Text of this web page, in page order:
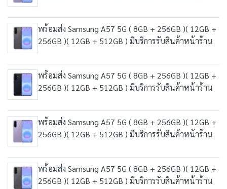
พร้อมส่ง Samsung A57 5G ( 8GB + 256GB )( 12GB +
256GB )( 12GB + 512GB ) มีบริการรับสินค้าหน้าร้าน
พร้อมส่ง Samsung A57 5G ( 8GB + 256GB )( 12GB +
256GB )( 12GB + 512GB ) มีบริการรับสินค้าหน้าร้าน
พร้อมส่ง Samsung A57 5G ( 8GB + 256GB )( 12GB +
256GB )( 12GB + 512GB ) มีบริการรับสินค้าหน้าร้าน
พร้อมส่ง Samsung A57 5G ( 8GB + 256GB )( 12GB +
256GB )( 12GB + 512GB ) มีบริการรับสินค้าหน้าร้าน